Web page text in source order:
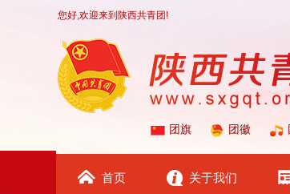
您好,欢迎来到陕西共青团!
团旗 团徽
首页 关于我们